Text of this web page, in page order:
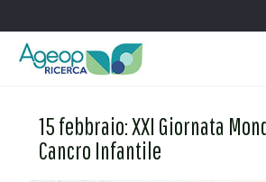
15 febbraio: XXI Giornata
Cancro Infantile